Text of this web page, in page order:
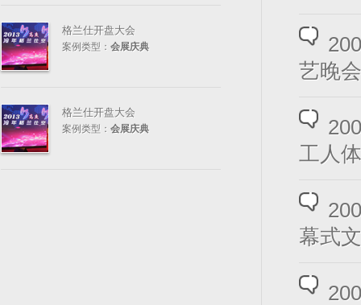
格兰仕开盘大会
案例类型： 会展庆典
格兰仕开盘大会
案例类型： 会展庆典
艺晚
工人
幕式